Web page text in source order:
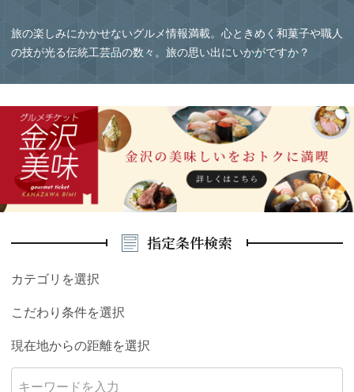
旅の楽しみにかかせないグルメ情報満載。心ときめく和菓子や職人
の技が光る伝統工芸品の数々。旅の思い出にいかがですか？
指定条件検索
カテゴリを選択
こだわり条件を選択
現在地からの距離を選択